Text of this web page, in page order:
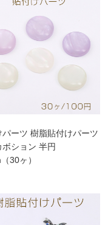
パーツ 樹脂貼付けパーツ
ボション 半円
30ヶ）